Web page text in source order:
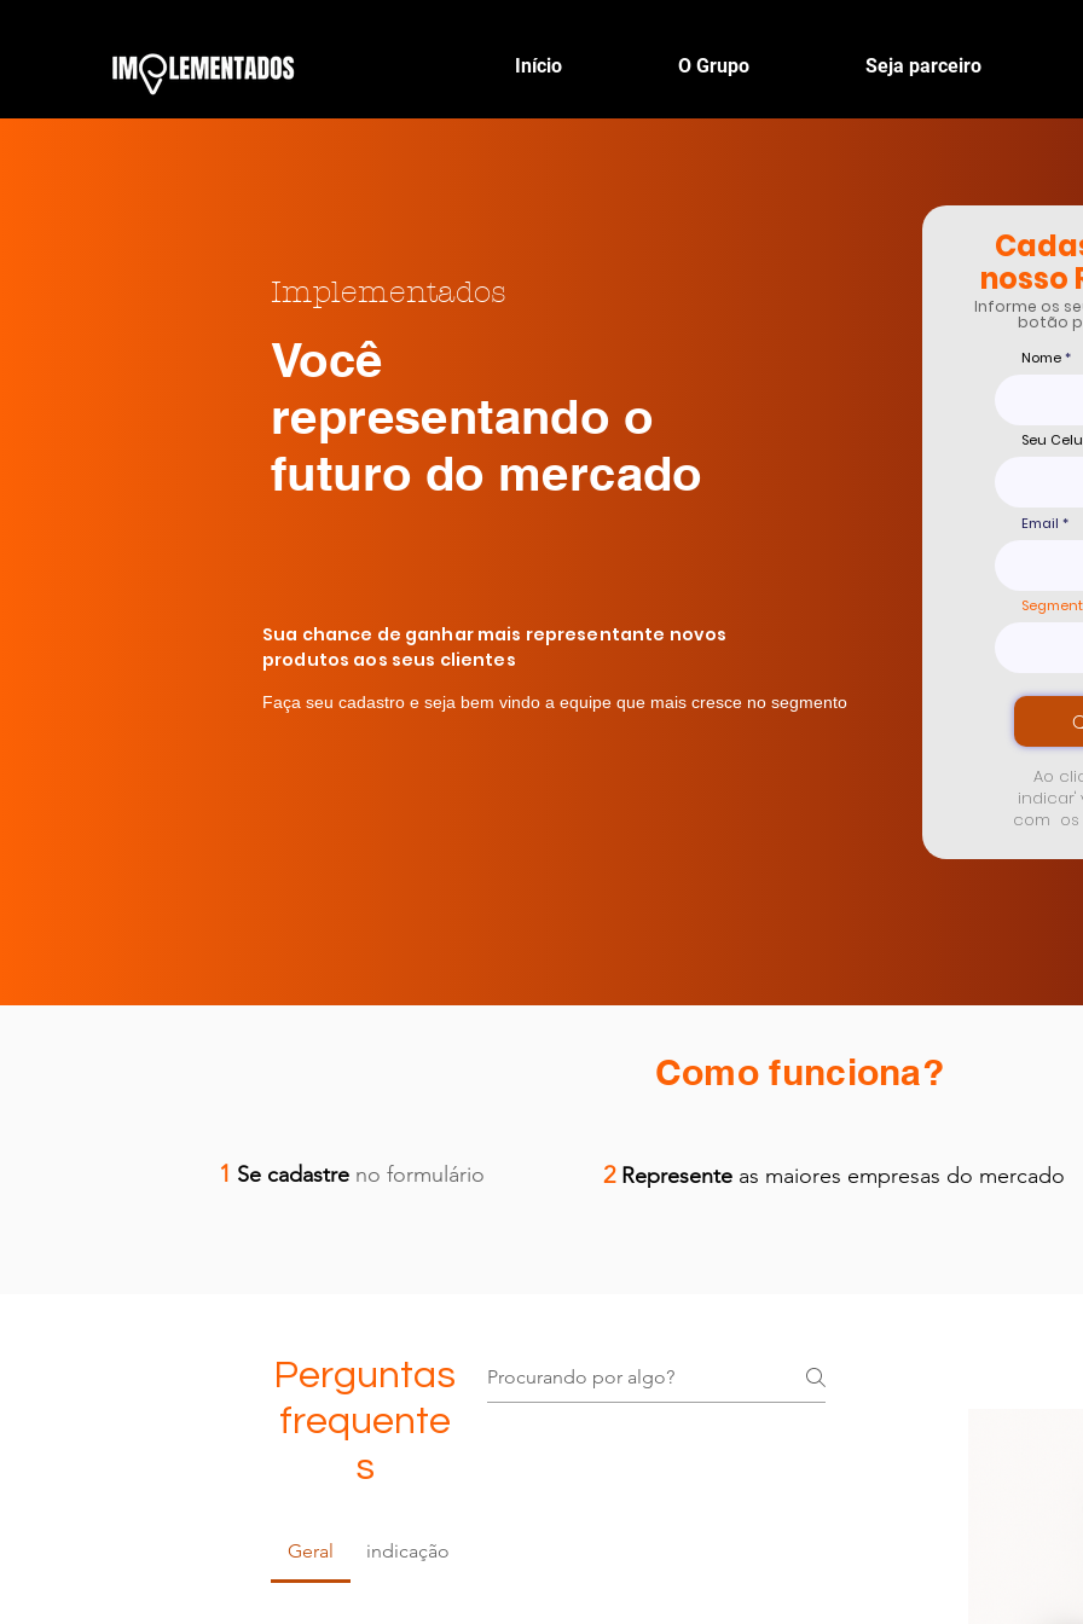
Início O Grupo Seja parceiro
Implementados
Você
representando o
futuro do mercado
Sua chance de ganhar mais representante novos
produtos aos seus clientes
Faça seu cadastro e seja bem vindo a equipe que mais cresce no segmento
nosso
Informe os
botão
Nome
Seu
Email
Ao
indicar'
com os
Como funciona?
1 Se cadastre no formulário 2 Represente as maiores empresas do mercado
Perguntas
frequente
s
Geral indicação